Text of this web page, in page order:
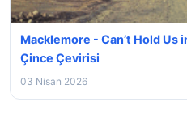
Macklemore - Can’t Hold Us
Çince Çevirisi
03 Nisan 2026